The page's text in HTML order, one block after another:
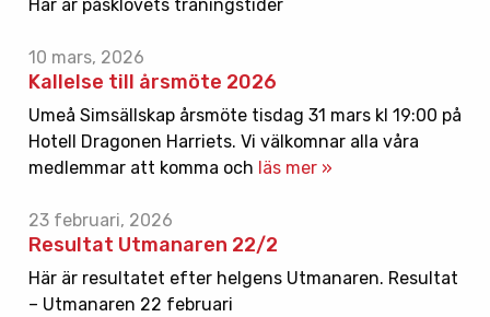
Här är påsklovets träningstider
10 mars, 2026
Kallelse till årsmöte 2026
Umeå Simsällskap årsmöte tisdag 31 mars kl 19:00 på
Hotell Dragonen Harriets. Vi välkomnar alla våra
medlemmar att komma och läs mer »
23 februari, 2026
Resultat Utmanaren 22/2
Här är resultatet efter helgens Utmanaren. Resultat
– Utmanaren 22 februari